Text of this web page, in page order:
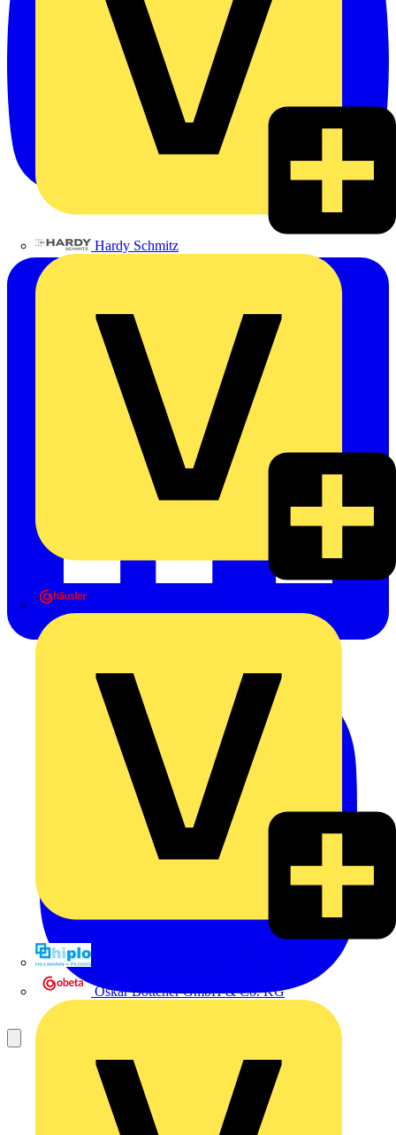
Hardy Schmitz
Oskar Böttcher GmbH & Co. KG